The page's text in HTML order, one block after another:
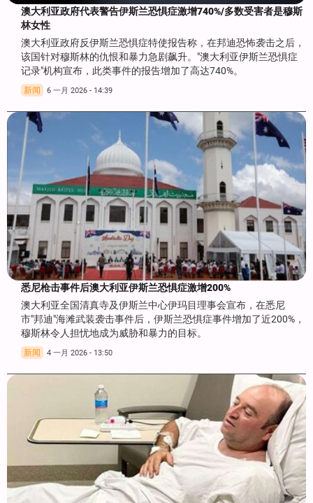
澳大利亚政府代表警告伊斯兰恐惧症激增740%/多数受害者是穆斯
林女性
澳大利亚政府反伊斯兰恐惧症特使报告称，在邦迪恐怖袭击之后，
该国针对穆斯林的仇恨和暴力急剧飙升。"澳大利亚伊斯兰恐惧症
记录"机构宣布，此类事件的报告增加了高达740%。
新闻 6 一月 2026 - 14:39
悉尼枪击事件后澳大利亚伊斯兰恐惧症激增200%
澳大利亚全国清真寺及伊斯兰中心伊玛目理事会宣布，在悉尼
市"邦迪"海滩武装袭击事件后，伊斯兰恐惧症事件增加了近200%，
穆斯林令人担忧地成为威胁和暴力的目标。
新闻 4 一月 2026 - 13:50